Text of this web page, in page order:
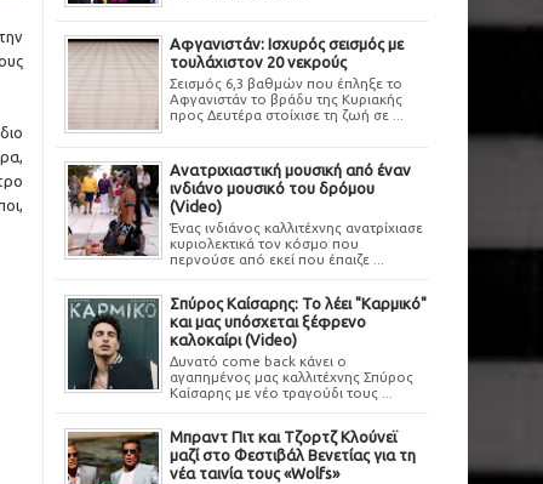
Αφγανιστάν: Ισχυρός σεισμός με
τουλάχιστον 20 νεκρούς
Σεισμός 6,3 βαθμών που έπληξε το
Αφγανιστάν το βράδυ της Κυριακής
προς Δευτέρα στοίχισε τη ζωή σε ...
Ανατριχιαστική μουσική από έναν
ινδιάνο μουσικό του δρόμου
(Video)
Ένας ινδιάνος καλλιτέχνης ανατρίχιασε
κυριολεκτικά τον κόσμο που
περνούσε από εκεί που έπαιζε ...
Σπύρος Καίσαρης: Το λέει "Καρμικό"
και μας υπόσχεται ξέφρενο
καλοκαίρι (Video)
Δυνατό come back κάνει ο
αγαπημένος μας καλλιτέχνης Σπύρος
Καίσαρης με νέο τραγούδι τους ...
Μπραντ Πιτ και Τζορτζ Κλούνεϊ
μαζί στο Φεστιβάλ Βενετίας για τη
νέα ταινία τους «Wolfs»